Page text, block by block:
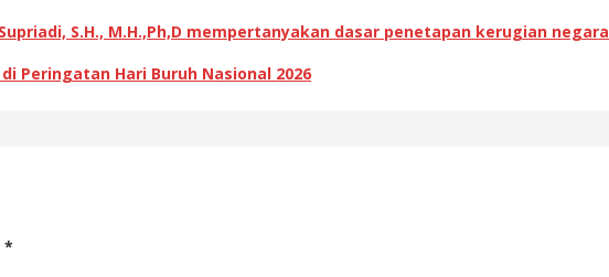
S.H., M.H.,Ph,D mempertanyakan dasar penetapan kerugian negara
Peringatan Hari Buruh Nasional 2026
*